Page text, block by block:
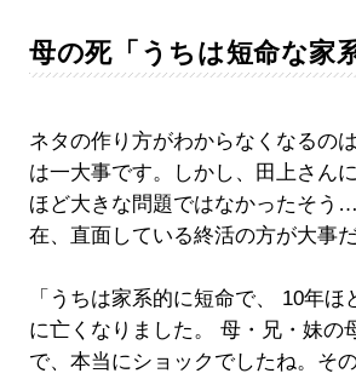
母の死「うちは短命な家
ネタの作り方がわからなくなるの
は一大事です。しかし、田上さん
ほど大きな問題ではなかったそ
在、直面している終活の方が大事
「うちは家系的に短命で、 10年ほ
に亡くなりました。 母・兄・妹の
で、本当にショックでしたね。そ